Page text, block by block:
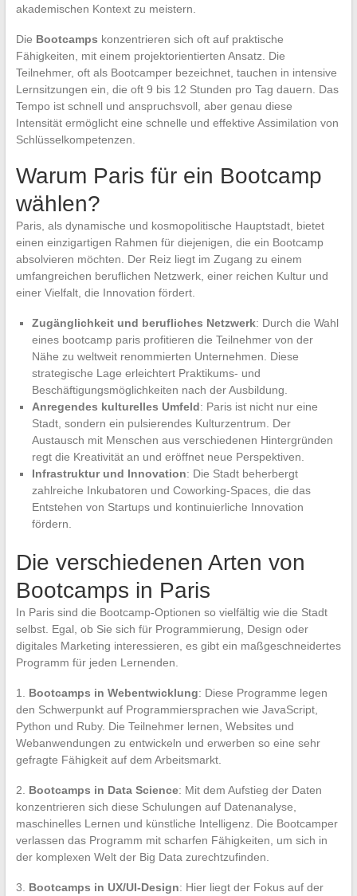
akademischen Kontext zu meistern.
Die Bootcamps konzentrieren sich oft auf praktische
Fähigkeiten, mit einem projektorientierten Ansatz. Die
Teilnehmer, oft als Bootcamper bezeichnet, tauchen in intensive
Lernsitzungen ein, die oft 9 bis 12 Stunden pro Tag dauern. Das
Tempo ist schnell und anspruchsvoll, aber genau diese
Intensität ermöglicht eine schnelle und effektive Assimilation von
Schlüsselkompetenzen.
Warum Paris für ein Bootcamp
wählen?
Paris, als dynamische und kosmopolitische Hauptstadt, bietet
einen einzigartigen Rahmen für diejenigen, die ein Bootcamp
absolvieren möchten. Der Reiz liegt im Zugang zu einem
umfangreichen beruflichen Netzwerk, einer reichen Kultur und
einer Vielfalt, die Innovation fördert.
Zugänglichkeit und berufliches Netzwerk: Durch die Wahl
eines bootcamp paris profitieren die Teilnehmer von der
Nähe zu weltweit renommierten Unternehmen. Diese
strategische Lage erleichtert Praktikums- und
Beschäftigungsmöglichkeiten nach der Ausbildung.
Anregendes kulturelles Umfeld: Paris ist nicht nur eine
Stadt, sondern ein pulsierendes Kulturzentrum. Der
Austausch mit Menschen aus verschiedenen Hintergründen
regt die Kreativität an und eröffnet neue Perspektiven.
Infrastruktur und Innovation: Die Stadt beherbergt
zahlreiche Inkubatoren und Coworking-Spaces, die das
Entstehen von Startups und kontinuierliche Innovation
fördern.
Die verschiedenen Arten von
Bootcamps in Paris
In Paris sind die Bootcamp-Optionen so vielfältig wie die Stadt
selbst. Egal, ob Sie sich für Programmierung, Design oder
digitales Marketing interessieren, es gibt ein maßgeschneidertes
Programm für jeden Lernenden.
1. Bootcamps in Webentwicklung: Diese Programme legen
den Schwerpunkt auf Programmiersprachen wie JavaScript,
Python und Ruby. Die Teilnehmer lernen, Websites und
Webanwendungen zu entwickeln und erwerben so eine sehr
gefragte Fähigkeit auf dem Arbeitsmarkt.
2. Bootcamps in Data Science: Mit dem Aufstieg der Daten
konzentrieren sich diese Schulungen auf Datenanalyse,
maschinelles Lernen und künstliche Intelligenz. Die Bootcamper
verlassen das Programm mit scharfen Fähigkeiten, um sich in
der komplexen Welt der Big Data zurechtzufinden.
3. Bootcamps in UX/UI-Design: Hier liegt der Fokus auf der